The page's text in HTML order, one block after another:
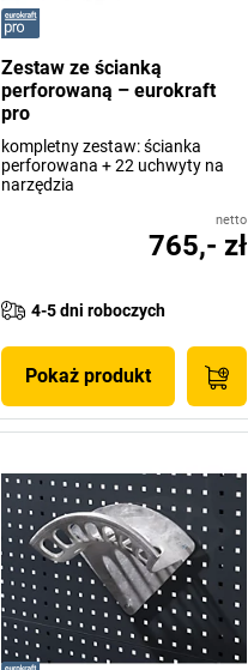
Zestaw ze ścianką
perforowaną – eurokraft
pro
kompletny zestaw: ścianka
perforowana + 22 uchwyty na
narzędzia
netto
765,- zł
4-5 dni roboczych
Pokaż produkt